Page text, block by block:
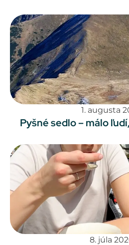
1. augusta
Pyšné sedlo – málo
8. júla